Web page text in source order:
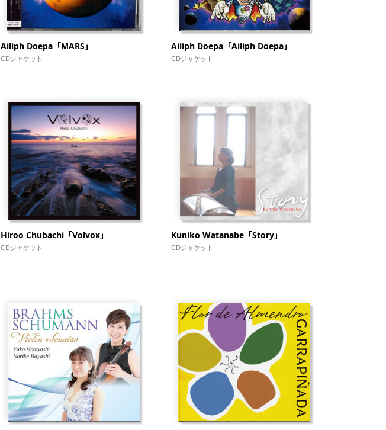
Ailiph Doepa「MARS」
CDジャケット
Ailiph Doepa「Ailiph Doepa」
CDジャケット
Hiroo Chubachi「Volvox」
CDジャケット
Kuniko Watanabe「Story」
CDジャケット